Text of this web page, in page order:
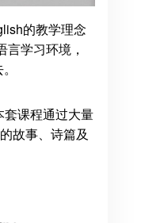
的教学理念
学习环境，
课程通过大量
故事、诗篇及